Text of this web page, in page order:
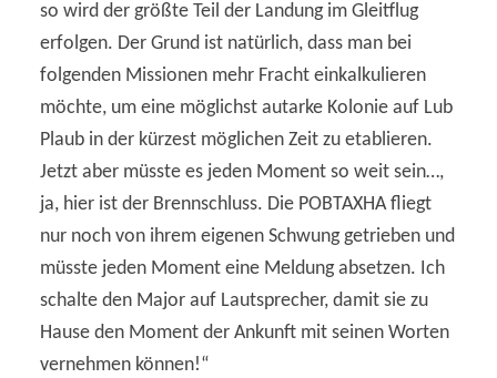
so wird der größte Teil der Landung im Gleitflug
erfolgen. Der Grund ist natürlich, dass man bei
folgenden Missionen mehr Fracht einkalkulieren
möchte, um eine möglichst autarke Kolonie auf Lub
Plaub in der kürzest möglichen Zeit zu etablieren.
Jetzt aber müsste es jeden Moment so weit sein…,
ja, hier ist der Brennschluss. Die POBTAXHA fliegt
nur noch von ihrem eigenen Schwung getrieben und
müsste jeden Moment eine Meldung absetzen. Ich
schalte den Major auf Lautsprecher, damit sie zu
Hause den Moment der Ankunft mit seinen Worten
vernehmen können!“